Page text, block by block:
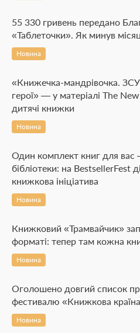
55 330 гривень передано
«Таблеточки». Як минув
Новина
«Книжечка-мандрівочка.
герої» — у матеріалі The
дитячі книжки
Новина
Один комплект книг для
бібліотеки: на BestsellerFest
книжкова ініціатива
Новина
Книжковий «Трамвайчик»
форматі: тепер там кожна
Новина
Оголошено довгий список
фестивалю «Книжкова
Новина